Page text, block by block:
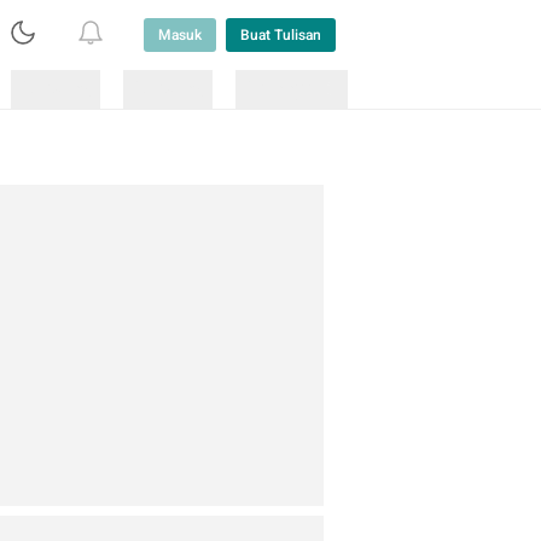
Masuk Buat Tulisan